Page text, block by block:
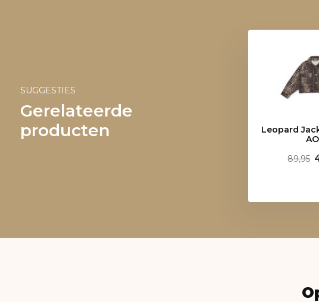
SUGGESTIES
Gerelateerde
producten
Leopard
89,95